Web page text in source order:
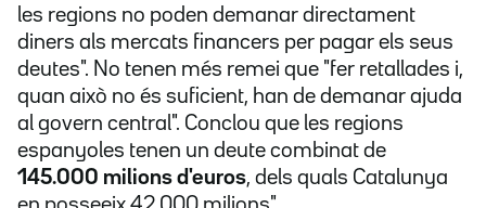
les regions no poden demanar directament
diners als mercats financers per pagar els seus
deutes". No tenen més remei que "fer retallades i,
quan això no és suficient, han de demanar ajuda
al govern central". Conclou que les regions
espanyoles tenen un deute combinat de
145.000 milions d'euros, dels quals Catalunya